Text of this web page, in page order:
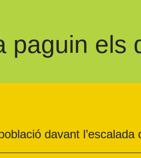
paguin els
davant l’escalada